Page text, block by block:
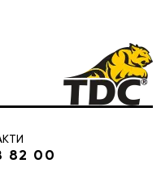
82 00